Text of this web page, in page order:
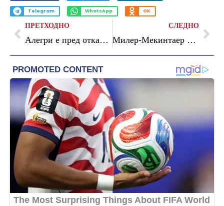
Telegram WhatsApp OK
ПРЕТХОДНО
Алегри е пред отказ, навивачите вербално се пресметаа со Ибрахимовиќ
СЛЕДНО
Милер-Мекинтаер и Монтеро од следната сезона